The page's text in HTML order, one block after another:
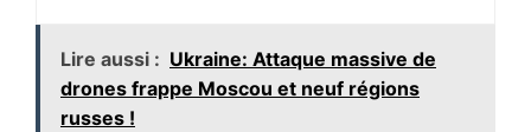
Lire aussi : Ukraine: Attaque massive de
drones frappe Moscou et neuf régions
russes !